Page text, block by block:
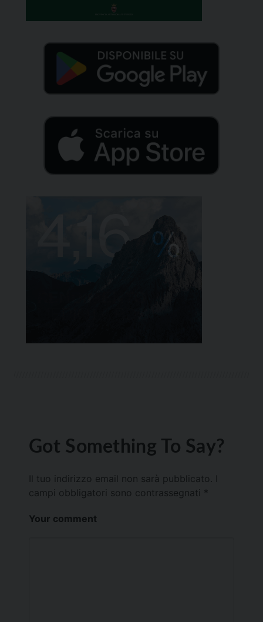
Got Something To Say?
Il tuo indirizzo email non sarà pubblicato.
campi obbligatori sono contrassegnati *
Your comment